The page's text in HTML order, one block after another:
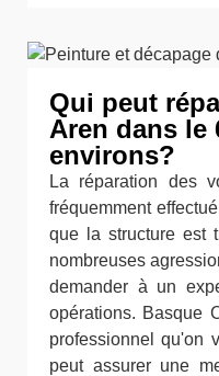
Qui peut
Aren dans le
environs?
La réparation des
fréquemment
que la structure est
nombreuses
demander à un
opérations. Basque
professionnel qu'on
peut assurer une